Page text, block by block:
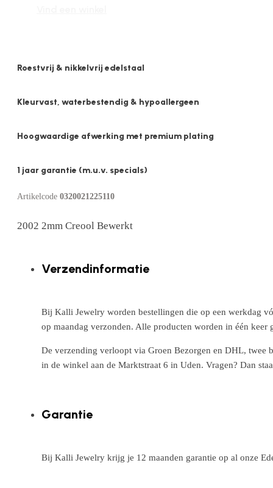
Roestvrij & nikkelvrij edelstaal
Kleurvast, waterbestendig & hypoallergeen
Hoogwaardige afwerking met premium plating
1 jaar garantie (m.u.v. specials)
Artikelcode 0320021225110
2002 2mm Creool Bewerkt
Verzendinformatie
Bij Kalli Jewelry worden bestellingen die op een werkdag
op maandag verzonden. Alle producten worden in één
De verzending verloopt via Groen Bezorgen en DHL, twee
in de winkel aan de Marktstraat 6 in Uden. Vragen? Dan
Garantie
Bij Kalli Jewelry krijg je 12 maanden garantie op al onze